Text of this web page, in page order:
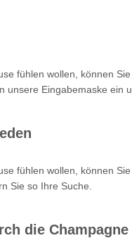
fühlen wollen, können
Eingabemaske ein
fühlen wollen, können
Sie so Ihre Suche.
die Champagne